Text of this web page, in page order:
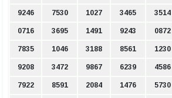
9246 7530 1027 3465 3514
0716 3695 1491 9243 0872
7835 1046 3188 8561 1230
9208 3472 9867 6239 4586
7922 8591 2084 1476 5730